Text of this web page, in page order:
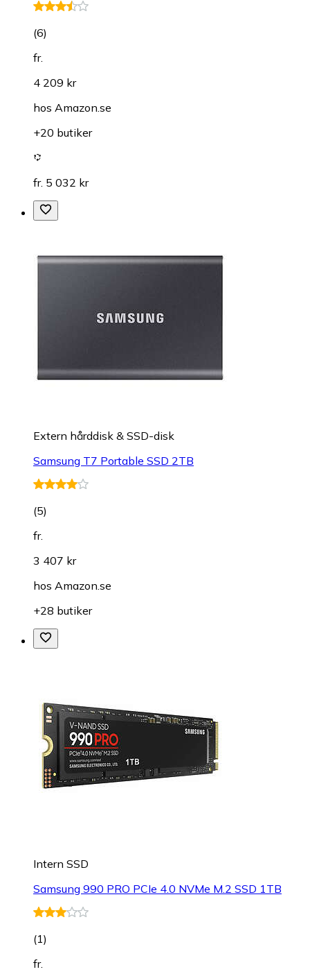
(6)
fr.
4 209 kr
hos Amazon.se
+20 butiker
fr. 5 032 kr
Extern hårddisk & SSD-disk
Samsung T7 Portable SSD 2TB
(5)
fr.
3 407 kr
hos Amazon.se
+28 butiker
Intern SSD
Samsung 990 PRO PCIe 4.0 NVMe M.2 SSD 1TB
(1)
fr.